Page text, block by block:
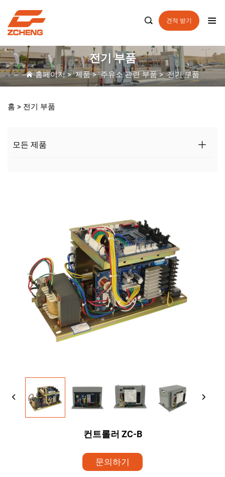
 견적 받기
전기 부품
홈페이지>제품>주유소 관련 부품>전기 부품
홈 > 전기 부품
모든 제품
컨트롤러 ZC-B
문의하기